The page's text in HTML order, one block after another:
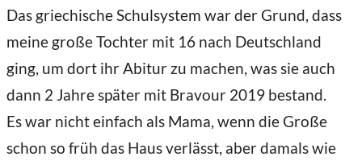
Das griechische Schulsystem war der Grund, dass
meine große Tochter mit 16 nach Deutschland
ging, um dort ihr Abitur zu machen, was sie auch
dann 2 Jahre später mit Bravour 2019 bestand.
Es war nicht einfach als Mama, wenn die Große
schon so früh das Haus verlässt, aber damals wie